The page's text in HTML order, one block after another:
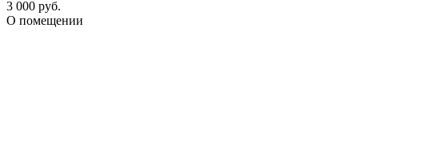
3 000 руб.
О помещении